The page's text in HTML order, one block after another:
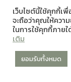
เว็บไซต์นี้ใช้คุกกี้เ
จะถือว่าคุณให้ควา
ในการใช้คุกกี้ภาย
เติม
ยอมรับทั้งหมด